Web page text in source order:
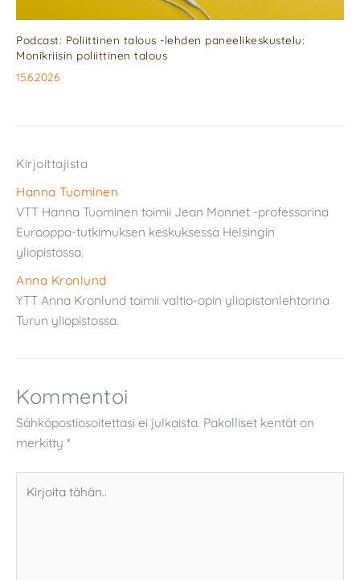
Podcast: Poliittinen talous -lehden paneelikeskustelu:
Monikriisin poliittinen talous
15.6.2026
Kirjoittajista
Hanna Tuominen
VTT Hanna Tuominen toimii Jean Monnet -professorina
Eurooppa-tutkimuksen keskuksessa Helsingin
yliopistossa.
Anna Kronlund
YTT Anna Kronlund toimii valtio-opin yliopistonlehtorina
Turun yliopistossa.
Kommentoi
Sähköpostiosoitettasi ei julkaista. Pakolliset kentät on
merkitty *
tähän..